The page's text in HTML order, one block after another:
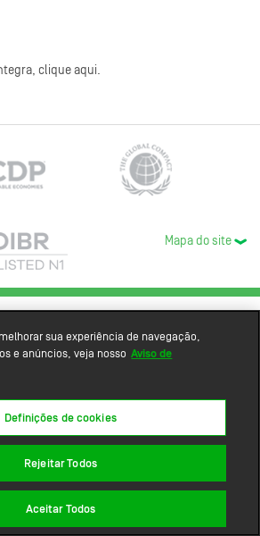
clique aqui.
Mapa do site
sua experiência de navegação,
e anúncios, veja nosso Aviso de
Definições de cookies
Rejeitar Todos
Aceitar Todos